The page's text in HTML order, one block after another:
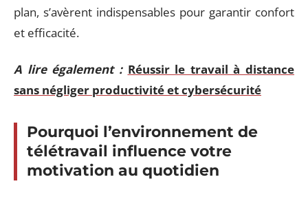
plan, s’avèrent indispensables pour garantir confort
et efficacité.
A lire également : Réussir le travail à distance
sans négliger productivité et cybersécurité
Pourquoi l’environnement de
télétravail influence votre
motivation au quotidien